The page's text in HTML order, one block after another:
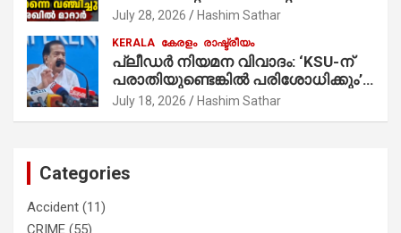
തൃക്കാക്കരയില്‍ മത്സരിച്ചത്!
മാത്രമാണ് ഉണ്ടായിരുന്നത്;
സാബുവിന്റേത് വ്യക്തിപരമായ
നേട്ടത്തിനുള്ള പാര്‍ട്ടി; ഇപ്പോള്‍
ഫോണ്‍ വിളിച്ചാല്‍ എടുക്കില്ല;
തിരഞ്ഞെടുപ്പിലെ ദുരനുഭവങ്ങള്‍
July 28, 2026 Hashim Sathar
KERALA കേരളം രാഷ്ട്രീയം
പ്ലീഡർ നിയമന വിവാദം: ‘KSU-ന്
പരാതിയുണ്ടെങ്കിൽ പരിശോധിക്കും’;
രമേശ് ചെന്നിത്തല
July 18, 2026 Hashim Sathar
Categories
Accident (11)
CRIME (55)